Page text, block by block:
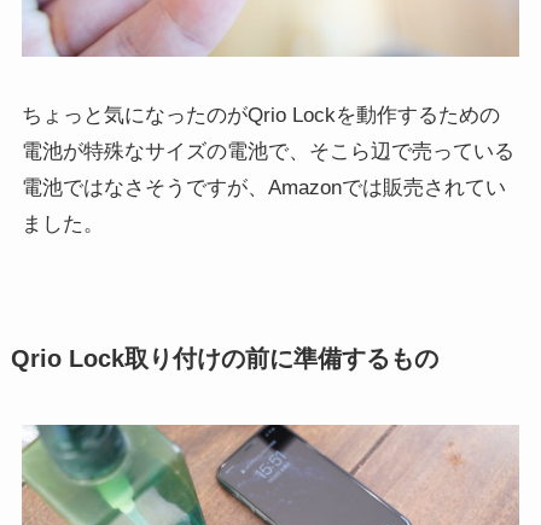
ちょっと気になったのがQrio Lockを動作するための
電池が特殊なサイズの電池で、そこら辺で売っている
電池ではなさそうですが、Amazonでは販売されてい
ました。
Qrio Lock取り付けの前に準備するもの